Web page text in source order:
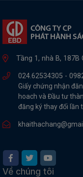
Tầng 1, nhà B, 187B
024.62534305 -
Giấy chứng nhận
hoach và Đầu tư
đăng ký thay đổi lần
Về chúng tôi